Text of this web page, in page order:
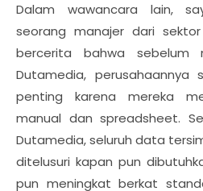
Dalam wawancara lain,
seorang manajer dari
bercerita bahwa sebelum
Dutamedia, perusahaannya
penting karena mereka
manual dan spreadsheet.
Dutamedia, seluruh data
ditelusuri kapan pun
pun meningkat berkat